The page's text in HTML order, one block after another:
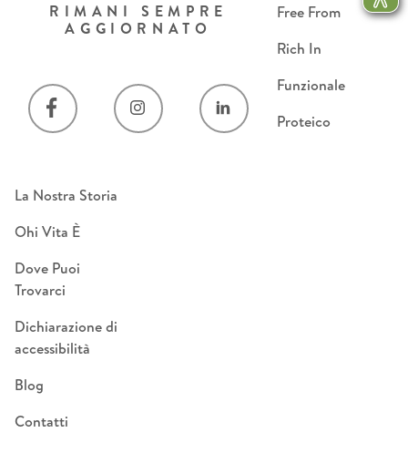
Free From
Rich In
Funzionale
Proteico
La Nostra Storia
Ohi Vita È
Dove Puoi
Trovarci
Dichiarazione di
accessibilità
Blog
Contatti
RIMANI SEMPRE
AGGIORNATO